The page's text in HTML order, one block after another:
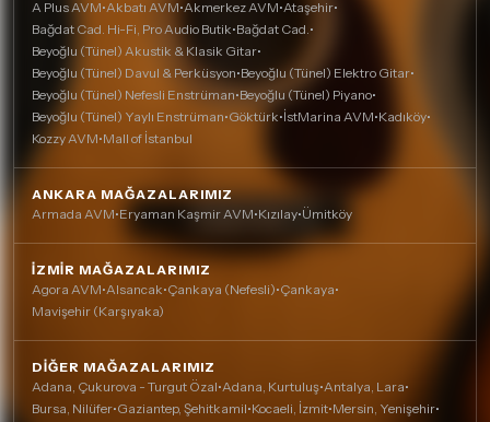
A Plus AVM•Akbatı AVM•Akmerkez AVM•Ataşehir•
Bağdat Cad. Hi-Fi, Pro Audio Butik•Bağdat Cad.•
Beyoğlu (Tünel) Akustik & Klasik Gitar•
Beyoğlu (Tünel) Davul & Perküsyon•Beyoğlu (Tünel) Elektro Gitar•
Beyoğlu (Tünel) Nefesli Enstrüman•Beyoğlu (Tünel) Piyano•
Beyoğlu (Tünel) Yaylı Enstrüman•Göktürk•İstMarina AVM•Kadıköy•
Kozzy AVM•Mall of İstanbul
ANKARA MAĞAZALARIMIZ
Armada AVM•Eryaman Kaşmir AVM•Kızılay•Ümitköy
İZMIR MAĞAZALARIMIZ
Agora AVM•Alsancak•Çankaya (Nefesli)•Çankaya•
Mavişehir (Karşıyaka)
DIĞER MAĞAZALARIMIZ
Adana, Çukurova - Turgut Özal•Adana, Kurtuluş•Antalya, Lara•
Bursa, Nilüfer•Gaziantep, Şehitkamil•Kocaeli, İzmit•Mersin, Yenişehir•